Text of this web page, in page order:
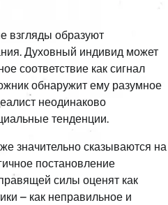
взгляды образуют
Духовный индивид может
соответствие как сигнал
обнаружит ему разумное
неодинаково
тенденции.
значительно сказываются на
постановление
силы оценят как
– как неправильное и